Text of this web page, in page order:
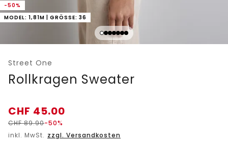
-50%
MODEL: 1,81M | GRÖSSE: 36
Street One
Rollkragen Sweater
CHF 45.00
CHF89.90-50%
inkl. MwSt. zzgl. Versandkosten